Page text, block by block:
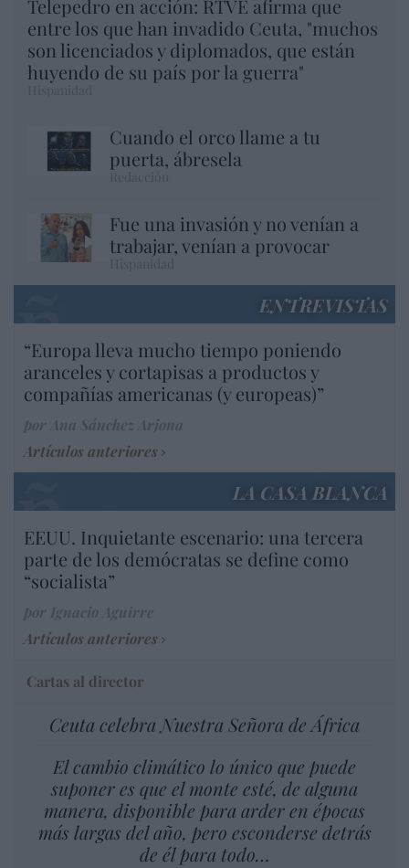
Telepedro en acción: RTVE afirma que
entre los que han invadido Ceuta, "muchos
son licenciados y diplomados, que están
huyendo de su país por la guerra"
Cuando el orco llame a tu
puerta, ábresela
Fue una invasión y no venían a
trabajar, venían a provocar
ENTREVISTAS
“Europa lleva mucho tiempo poniendo
aranceles y cortapisas a productos y
compañías americanas (y europeas)”
Artículos anteriores
LA CASA BLANCA
EEUU. Inquietante escenario: una tercera
parte de los demócratas se define como
“socialista”
Artículos anteriores
Cartas al director
Ceuta celebra Nuestra Señora de África
El cambio climático lo único que puede
suponer es que el monte esté, de alguna
manera, disponible para arder en épocas
más largas del año, pero esconderse detrás
de él para todo…